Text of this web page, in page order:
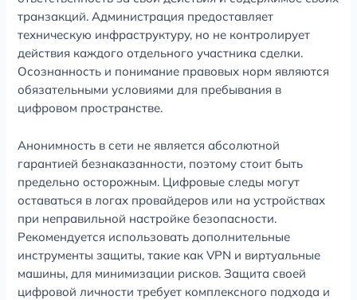
транзакций. Администрация предоставляет
техническую инфраструктуру, но не контролирует
действия каждого отдельного участника сделки.
Осознанность и понимание правовых норм являются
обязательными условиями для пребывания в
цифровом пространстве.
Анонимность в сети не является абсолютной
гарантией безнаказанности, поэтому стоит быть
предельно осторожным. Цифровые следы могут
оставаться в логах провайдеров или на устройствах
при неправильной настройке безопасности.
Рекомендуется использовать дополнительные
инструменты защиты, такие как VPN и виртуальные
машины, для минимизации рисков. Защита своей
цифровой личности требует комплексного подхода и